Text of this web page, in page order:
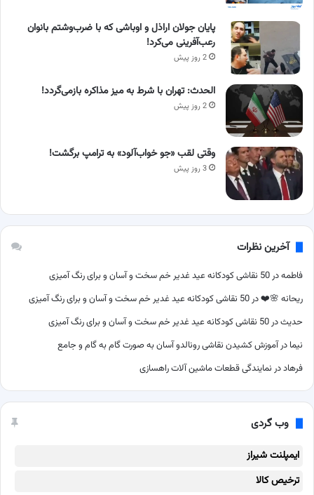
پایان جولان اراذل و اوباشی که با ضرب‌وشتم بانوان
رعب‌آفرینی می‌کرد!
2 روز پیش
الحدث: تهران با شرط به میز مذاکره بازمی‌گردد!
2 روز پیش
وقتی لقب «جو خواب‌آلود» به ترامپ برگشت!
3 روز پیش
آخرین نظرات
فاطمهدر 50 نقاشی کودکانه عید غدیر خم سخت و آسان و برای رنگ آمیزی
ریحانه 🌸❤️در 50 نقاشی کودکانه عید غدیر خم سخت و آسان و برای رنگ آمیزی
حدیثدر 50 نقاشی کودکانه عید غدیر خم سخت و آسان و برای رنگ آمیزی
نیما درآموزش کشیدن نقاشی رونالدو آسان به صورت گام به گام و جامع
فرهاددر نمایندگی قطعات ماشین آلات راهسازی
وب گردی
ایمپلنت شیراز
ترخیص کالا